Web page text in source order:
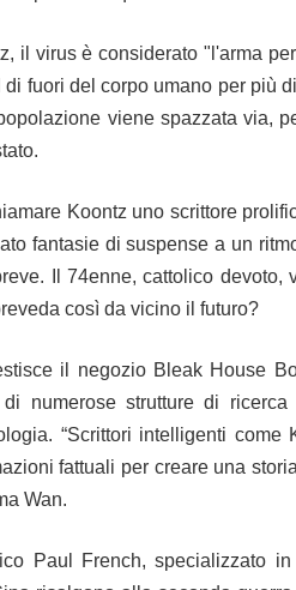
il virus è considerato "l'arma
di fuori del corpo umano per più
viene spazzata via,
Koontz uno scrittore
fantasie di suspense a un
Il 74enne, cattolico
così da vicino il futuro?
il negozio Bleak House
di numerose strutture di
“Scrittori intelligenti come
fattuali per creare una
Wan.
Paul French, specializzato